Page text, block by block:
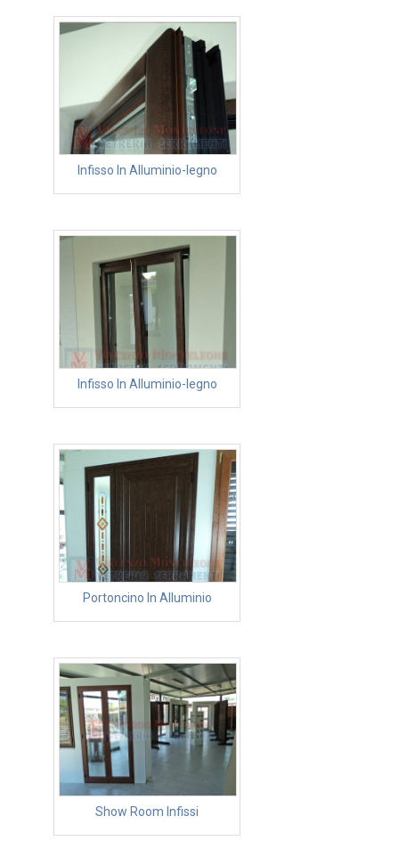
Infisso In Alluminio-legno
Infisso In Alluminio-legno
Portoncino In Alluminio
Show Room Infissi